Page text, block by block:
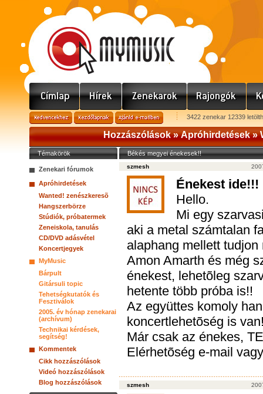
3422 zenekar 12339
Hozzászólások »Apróhirdetések»
Témakörök
Zenekari fórumok
Apróhirdetések
Wanted! zenészkeresõ
Hangszerbörze
Stúdiók, próbatermek
Zeneiskola, tanulás
CD/DVD adásvétel
Koncertjegyek
MyMusic
Bárpult
Gitársuli topic
Tehetségkutatók és
Fesztiválok
2005. év hónap zenekarai
(archívum)
Technikai kérdések,
segítség!
Kommentek
Cikk hozzászólások
Videó hozzászólások
Blog hozzászólások
Békés megyei énekesek!!
szmesh
Énekest ide!!!
Hello.
Mi egy
aki a metal számtalan
alaphang mellett
Amon Amarth és még
énekest, lehetõleg
hetente több próba is!!
Az együttes komoly
koncertlehetõség is
Már csak az énekes,
Elérhetõség e-mail
szmesh